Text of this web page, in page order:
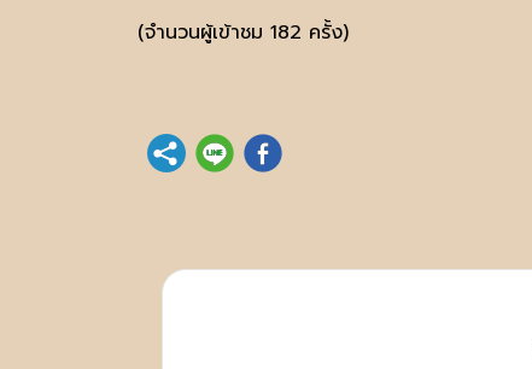
(จำนวนผู้เข้าชม 182 ครั้ง)